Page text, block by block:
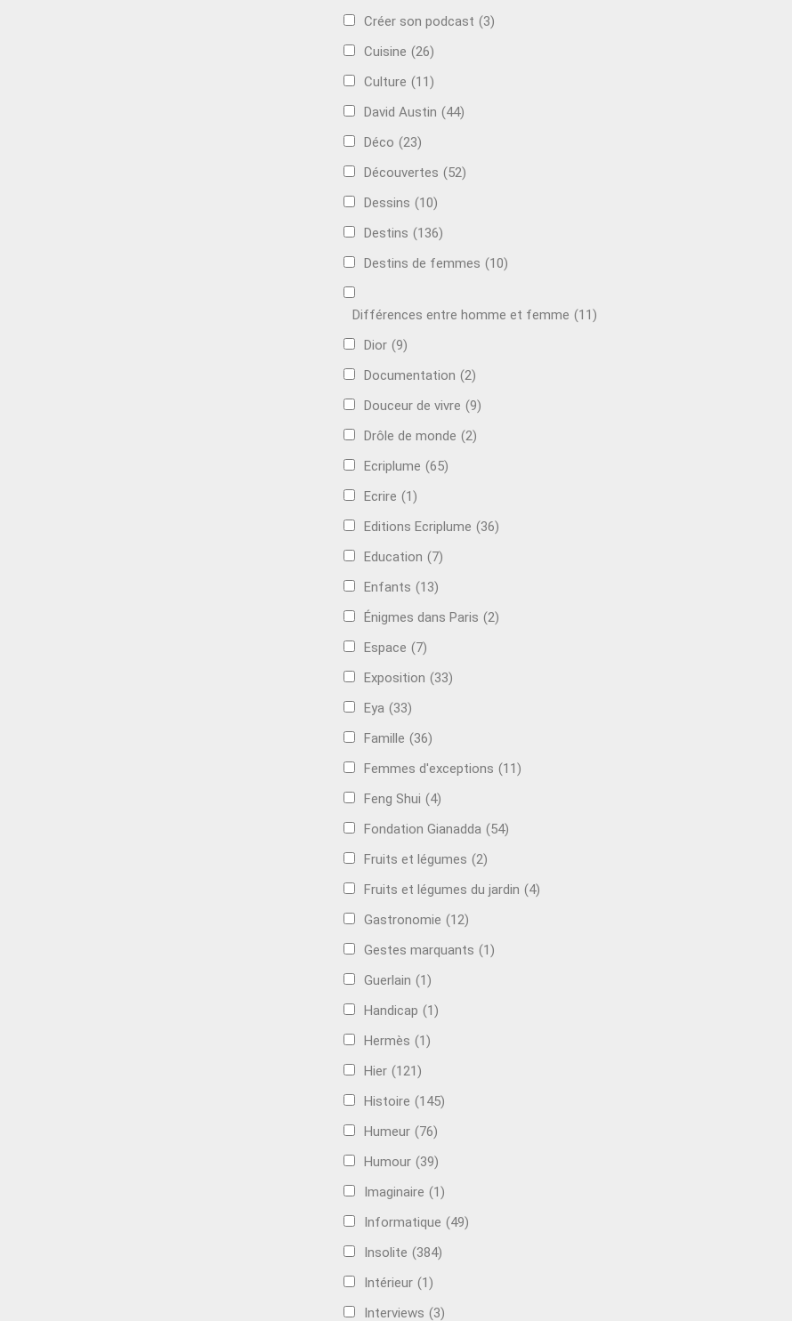
Créer son podcast (3)
Cuisine (26)
Culture (11)
David Austin (44)
Déco (23)
Découvertes (52)
Dessins (10)
Destins (136)
Destins de femmes (10)
Différences entre homme et femme (11)
Dior (9)
Documentation (2)
Douceur de vivre (9)
Drôle de monde (2)
Ecriplume (65)
Ecrire (1)
Editions Ecriplume (36)
Education (7)
Enfants (13)
Énigmes dans Paris (2)
Espace (7)
Exposition (33)
Eya (33)
Famille (36)
Femmes d'exceptions (11)
Feng Shui (4)
Fondation Gianadda (54)
Fruits et légumes (2)
Fruits et légumes du jardin (4)
Gastronomie (12)
Gestes marquants (1)
Guerlain (1)
Handicap (1)
Hermès (1)
Hier (121)
Histoire (145)
Humeur (76)
Humour (39)
Imaginaire (1)
Informatique (49)
Insolite (384)
Intérieur (1)
Interviews (3)